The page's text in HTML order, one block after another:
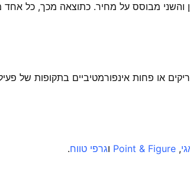
מבוסס על מחיר. כתוצאה מכך, כל אחד
או פחות אינפורמטיביים בתקופות של
,
Point & Figure וגרפי טווח.